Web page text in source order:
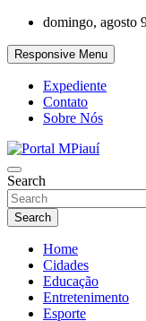
Skip
content
domingo, agosto
Responsive Menu
Expediente
Contato
Sobre Nós
Portal MPiauí
Notícias do Piauí –
Search
Search
Home
Cidades
Educação
Entretenimento
Esporte